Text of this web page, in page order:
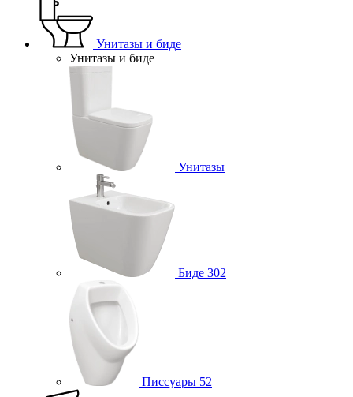
Унитазы и биде
Унитазы и биде
Унитазы
Биде 302
Писсуары 52